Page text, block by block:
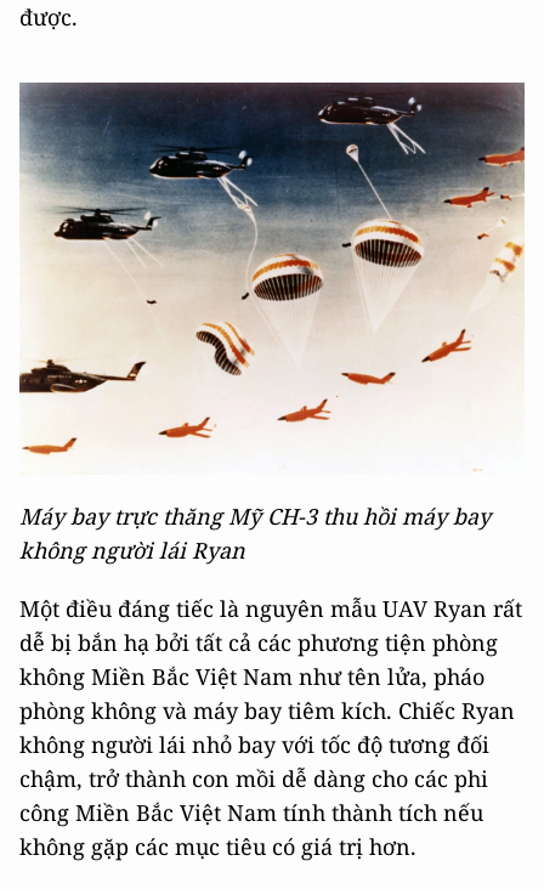
được.
Máy bay trực thăng Mỹ CH-3 thu hồi máy bay
không người lái Ryan
Một điều đáng tiếc là nguyên mẫu UAV Ryan rất
dễ bị bắn hạ bởi tất cả các phương tiện phòng
không Miền Bắc Việt Nam như tên lửa, pháo
phòng không và máy bay tiêm kích. Chiếc Ryan
không người lái nhỏ bay với tốc độ tương đối
chậm, trở thành con mồi dễ dàng cho các phi
công Miền Bắc Việt Nam tính thành tích nếu
không gặp các mục tiêu có giá trị hơn.